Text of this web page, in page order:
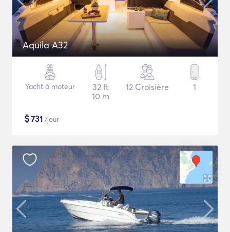
Aquila A32
Yacht à moteur
32 ft
10 m
12 Croisière 1
$731 /jour